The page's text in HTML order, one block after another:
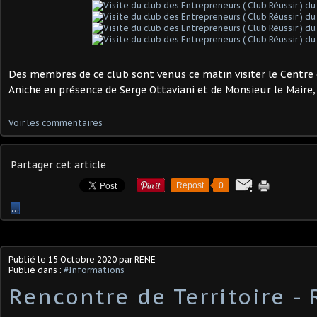
Des membres de ce club sont venus ce matin visiter le
Aniche en présence de Serge Ottaviani et de Monsieur le
Voir les commentaires
Partager cet article
Repost 0
…
Publié le 15 Octobre 2020 par RENE
Publié dans : #Informations
Rencontre de Territoire -